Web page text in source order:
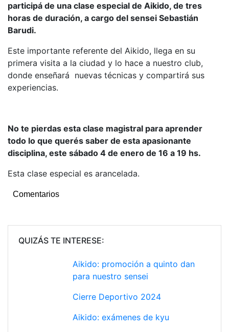
participá de una clase especial de Aikido, de tres
horas de duración, a cargo del sensei Sebastián
Barudi.
Este importante referente del Aikido, llega en su
primera visita a la ciudad y lo hace a nuestro club,
donde enseñará nuevas técnicas y compartirá sus
experiencias.
No te pierdas esta clase magistral para aprender
todo lo que querés saber de esta apasionante
disciplina, este sábado 4 de enero de 16 a 19 hs.
Esta clase especial es arancelada.
Comentarios
QUIZÁS TE INTERESE:
Aikido: promoción a quinto dan
para nuestro sensei
Cierre Deportivo 2024
Aikido: exámenes de kyu